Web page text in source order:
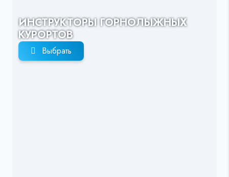
ИНСТРУКТОРЫ ГОРНОЛЫЖНЫХ
КУРОРТОВ
Выбрать